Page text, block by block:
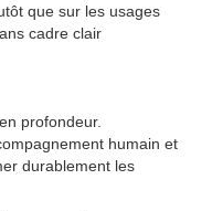
que sur les usages
cadre clair
profondeur.
humain et
durablement les